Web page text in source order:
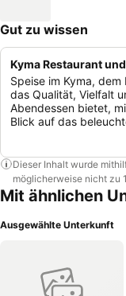
Gut zu wissen
Kyma Restaurant
Speise im Kyma,
das Qualität, Vielfalt
Abendessen bietet,
Blick auf das
Dieser Inhalt wurde
möglicherweise nicht zu
Mit ähnlichen
Ausgewählte Unterkunft